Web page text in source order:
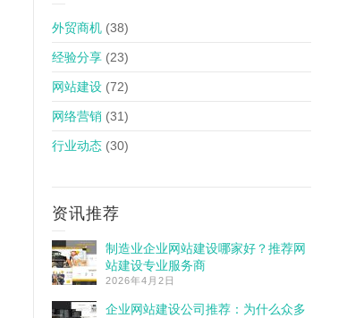
外贸商机 (38)
经验分享 (23)
网站建设 (72)
网络营销 (31)
行业动态 (30)
资讯推荐
制造业企业网站建设哪家好？推荐网
站建设专业服务商
2026年4月2日
企业网站建设公司推荐：为什么众多